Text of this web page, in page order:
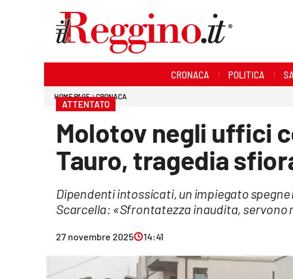
CRONACA POLITICA
HOME PAGE CRONACA
ATTENTATO
Molotov negli uffici
Tauro, tragedia
Dipendenti intossicati, un impiegato spegne
Scarcella: «Sfrontatezza inaudita, servono
27 novembre 2025 14:41